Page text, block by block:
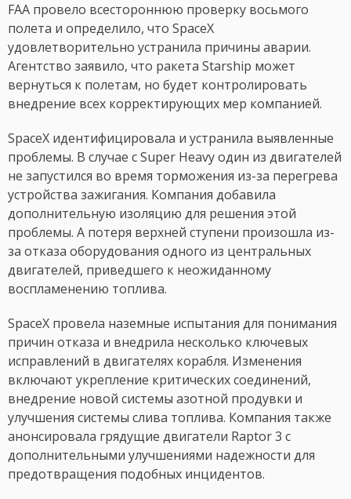
FAA провело всестороннюю проверку восьмого
полета и определило, что SpaceX
удовлетворительно устранила причины аварии.
Агентство заявило, что ракета Starship может
вернуться к полетам, но будет контролировать
внедрение всех корректирующих мер компанией.
SpaceX идентифицировала и устранила выявленные
проблемы. В случае с Super Heavy один из двигателей
не запустился во время торможения из-за перегрева
устройства зажигания. Компания добавила
дополнительную изоляцию для решения этой
проблемы. А потеря верхней ступени произошла из-
за отказа оборудования одного из центральных
двигателей, приведшего к неожиданному
воспламенению топлива.
SpaceX провела наземные испытания для понимания
причин отказа и внедрила несколько ключевых
исправлений в двигателях корабля. Изменения
включают укрепление критических соединений,
внедрение новой системы азотной продувки и
улучшения системы слива топлива. Компания также
анонсировала грядущие двигатели Raptor 3 с
дополнительными улучшениями надежности для
предотвращения подобных инцидентов.